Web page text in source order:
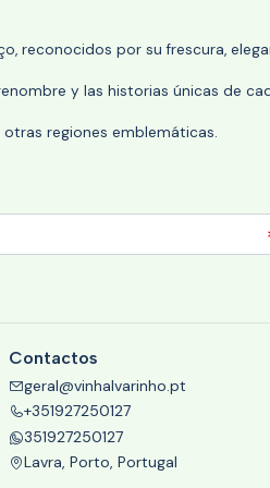
reconocidos por su frescura,
y las historias únicas de
regiones emblemáticas.
Contactos
geral@vinhalvarinho.pt
+351927250127
351927250127
Lavra, Porto, Portugal